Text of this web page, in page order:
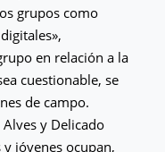
grupos como
en relación a la
cuestionable, se
de campo.
y Delicado
jóvenes ocupan,